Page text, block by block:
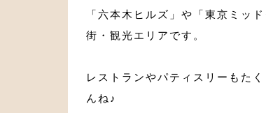
「六本木ヒルズ」や「東京ミッ
街・観光エリアです。
レストランやパティスリーもた
んね♪